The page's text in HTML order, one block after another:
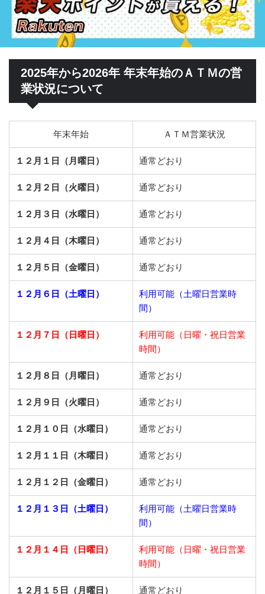
2025年から2026年 年末年始のＡＴＭの営
業状況について
年末年始 ＡＴＭ営業状況
１２月１日（月曜日） 通常どおり
１２月２日（火曜日） 通常どおり
１２月３日（水曜日） 通常どおり
１２月４日（木曜日） 通常どおり
１２月５日（金曜日） 通常どおり
１２月６日（土曜日）
利用可能（土曜日営業時
間）
１２月７日（日曜日）
利用可能（日曜・祝日営業
時間）
１２月８日（月曜日） 通常どおり
１２月９日（火曜日） 通常どおり
１２月１０日（水曜日） 通常どおり
１２月１１日（木曜日） 通常どおり
１２月１２日（金曜日） 通常どおり
１２月１３日（土曜日）
利用可能（土曜日営業時
間）
１２月１４日（日曜日）
利用可能（日曜・祝日営業
時間）
１２月１５日（月曜日） 通常どおり